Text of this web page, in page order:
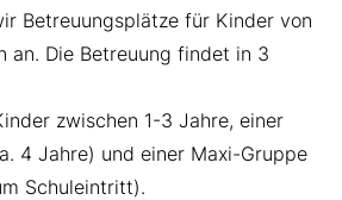
Betreuungsplätze für Kinder von
an. Die Betreuung findet in 3
zwischen 1-3 Jahre, einer
4 Jahre) und einer Maxi-Gruppe
Schuleintritt).